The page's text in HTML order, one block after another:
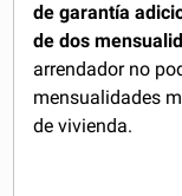
de garantía
de dos
arrendador no
mensualidades
de vivienda.